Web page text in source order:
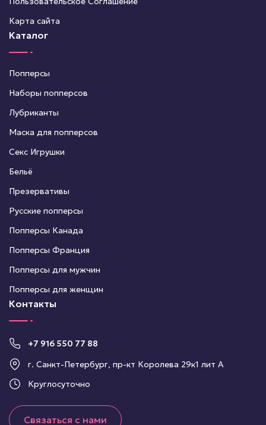
Карта сайта
Каталог
Попперсы
Наборы попперсов
Лубриканты
Маска для попперсов
Секс Игрушки
Бельё
Презервативы
Русские попперсы
Попперсы Канада
Попперсы Франция
Попперсы для мужчин
Попперсы для женщин
Контакты
+7 916 550 77 88
г. Санкт-Петербург, пр-кт Королева 29к1 лит А
Круглосуточно
Связаться с нами